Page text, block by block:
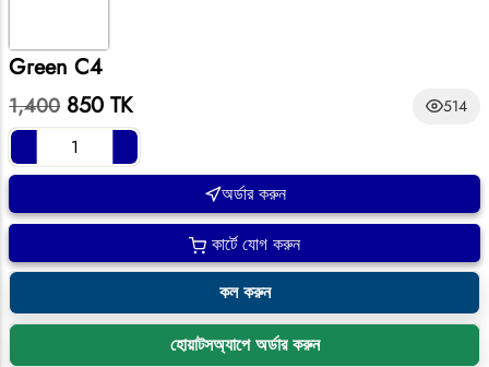
Green C4
1,400850 TK 514
অর্ডার করুন
কার্টে যোগ করুন
কল করুন
হোয়াটসঅ্যাপে অর্ডার করুন